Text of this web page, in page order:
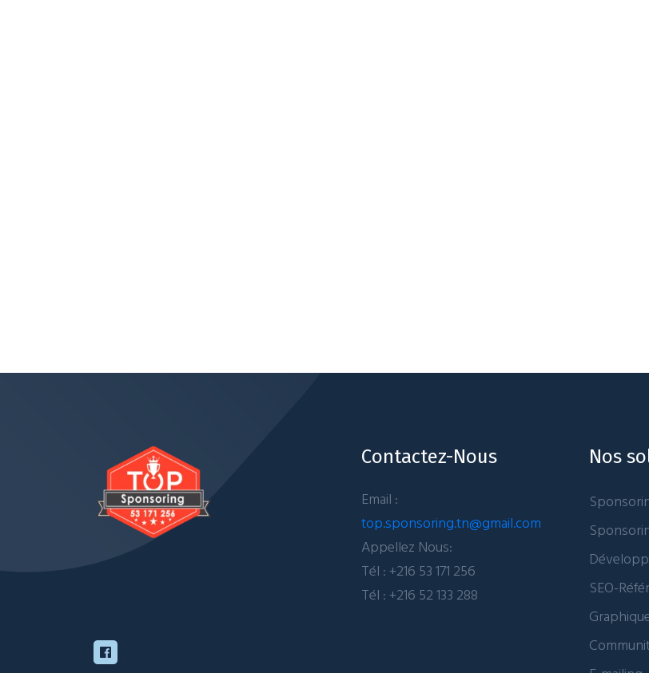
Contactez-Nous
Email :
top.sponsoring.tn@gmail.com
Appellez Nous:
Tél : +216 53 171 256
Tél : +216 52 133 288
Nos
SEO-